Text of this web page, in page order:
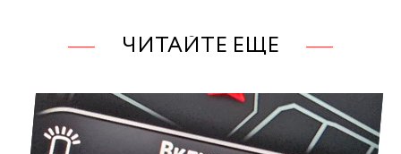
ЧИТАЙТЕ ЕЩЕ